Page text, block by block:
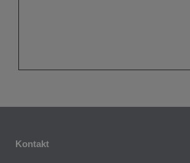
Kontakt